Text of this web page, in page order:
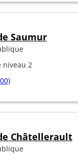
Saumur
2
Châtellerault